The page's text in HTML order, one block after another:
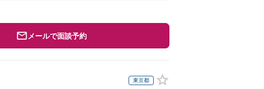
メールで面談予約
東京都